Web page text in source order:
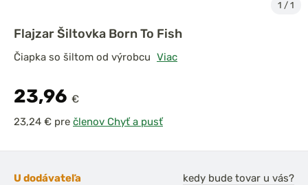
1 / 1
Flajzar Šiltovka Born To Fish
Čiapka so šiltom od výrobcu Viac
23,96 €
pre členov Chyť a pusť
U dodávateľa kedy bude tovar u vás?